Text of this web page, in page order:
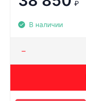
₽
В наличии